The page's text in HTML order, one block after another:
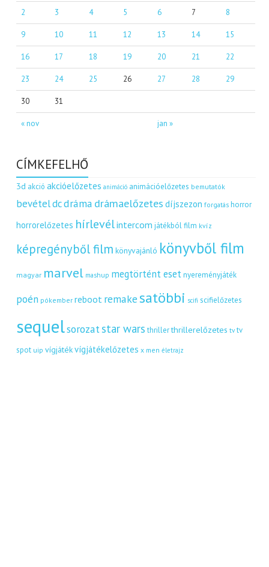
« nov jan »
2 3 4 5 6 7 8
9 10 11 12 13 14 15
16 17 18 19 20 21 22
23 24 25 26 27 28 29
30 31
CÍMKEFELHŐ
3d akció akcióelőzetes animáció animációelőzetes bemutatók
bevételdcdráma drámaelőzetes díjszezon forgatás horror
horrorelőzetes hírlevélintercom játékból film kvíz
képregényből film könyvajánló könyvből film
magyar marvel mashup megtörtént eset nyereményjáték
poén pókember reboot remakesatöbbi scifi scifielőzetes
sequelsorozatstar wars thriller thrillerelőzetes tv tv
spot uip vígjátékvígjátékelőzetes x men életrajz